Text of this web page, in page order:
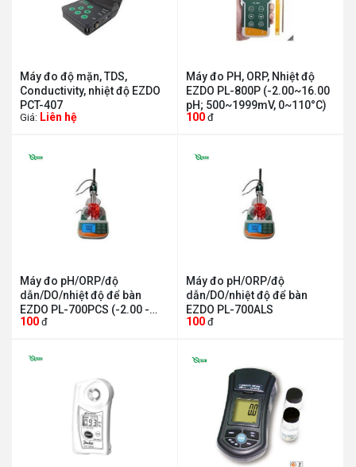
Máy đo độ mặn, TDS,
Conductivity, nhiệt độ EZDO
PCT-407
Giá: Liên hệ
Máy đo PH, ORP, Nhiệt độ
EZDO PL-800P (-2.00~16.00
pH; 500~1999mV, 0~110°C)
100 đ
Máy đo pH/ORP/độ
dẫn/DO/nhiệt độ để bàn
EZDO PL-700PCS (-2.00 -
16.00 pH, ± 0.01+1 digit)
100 đ
Máy đo pH/ORP/độ
dẫn/DO/nhiệt độ để bàn
EZDO PL-700ALS
100 đ